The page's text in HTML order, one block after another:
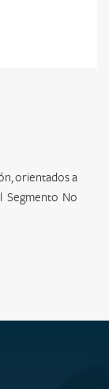
orientados a
Segmento No